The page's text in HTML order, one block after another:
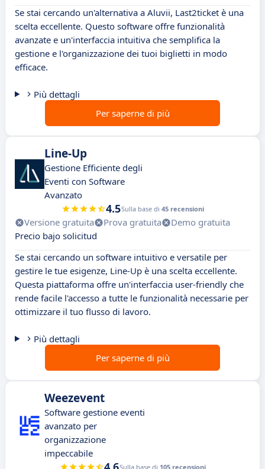
Se stai cercando un'alternativa a Aluvii, Last2ticket è una
scelta eccellente. Questo software offre funzionalità
avanzate e un'interfaccia intuitiva che semplifica la
gestione e l'organizzazione dei tuoi biglietti in modo
efficace.
Più dettagli
Per saperne di più
Line-Up
Gestione Efficiente degli
Eventi con Software
Avanzato
4.5Sulla base di 45 recensioni
Versione gratuita Prova gratuita
Demo gratuita
Precio bajo solicitud
Se stai cercando un software intuitivo e versatile per
gestire le tue esigenze, Line-Up è una scelta eccellente.
Questa piattaforma offre un'interfaccia user-friendly che
rende facile l'accesso a tutte le funzionalità necessarie per
ottimizzare il tuo flusso di lavoro.
Più dettagli
Per saperne di più
Weezevent
Software gestione eventi
avanzato per
organizzazione
impeccabile
Sulla base di 105 recensioni